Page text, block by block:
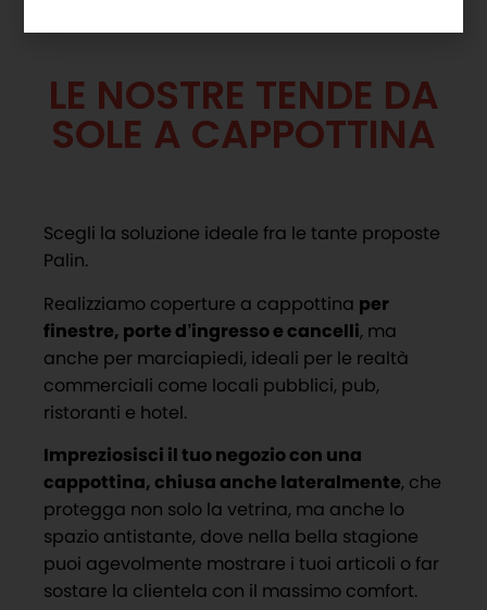
LE NOSTRE TENDE DA
SOLE A CAPPOTTINA
Scegli la soluzione ideale fra le tante proposte
Palin.
Realizziamo coperture a cappottina per
finestre, porte d’ingresso e cancelli, ma
anche per marciapiedi, ideali per le realtà
commerciali come locali pubblici, pub,
ristoranti e hotel.
Impreziosisci il tuo negozio con una
cappottina, chiusa anche lateralmente, che
protegga non solo la vetrina, ma anche lo
spazio antistante, dove nella bella stagione
puoi agevolmente mostrare i tuoi articoli o far
sostare la clientela con il massimo comfort.